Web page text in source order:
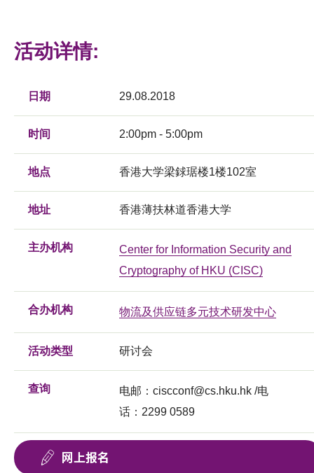
活动详情:
日期 29.08.2018
时间 2:00pm - 5:00pm
地点 香港大学梁銶琚楼1楼102室
地址 香港薄扶林道香港大学
主办机构
Center for Information Security and
Cryptography of HKU (CISC)
合办机构 物流及供应链多元技术研发中心
活动类型 研讨会
查询 电邮： ciscconf@cs.hku.hk /电
话：2299 0589
网上报名